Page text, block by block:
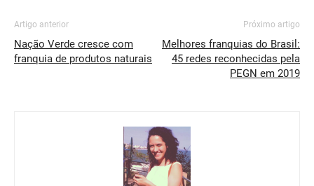
Artigo anterior
Nação Verde cresce com
franquia de produtos naturais
Próximo artigo
Melhores franquias do Brasil:
45 redes reconhecidas pela
PEGN em 2019